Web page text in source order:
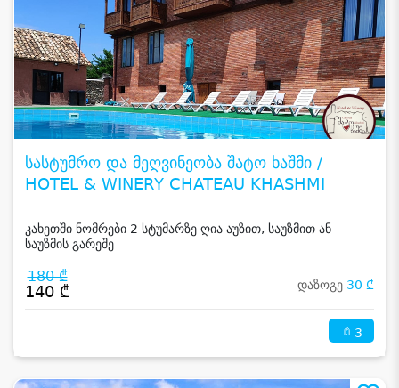
სასტუმრო და მეღვინეობა შატო ხაშმი /
HOTEL & WINERY CHATEAU KHASHMI
კახეთში ნომრები 2 სტუმარზე ღია აუზით, საუზმით ან
საუზმის გარეშე
180 ₾
140 ₾ დაზოგე 30 ₾
3